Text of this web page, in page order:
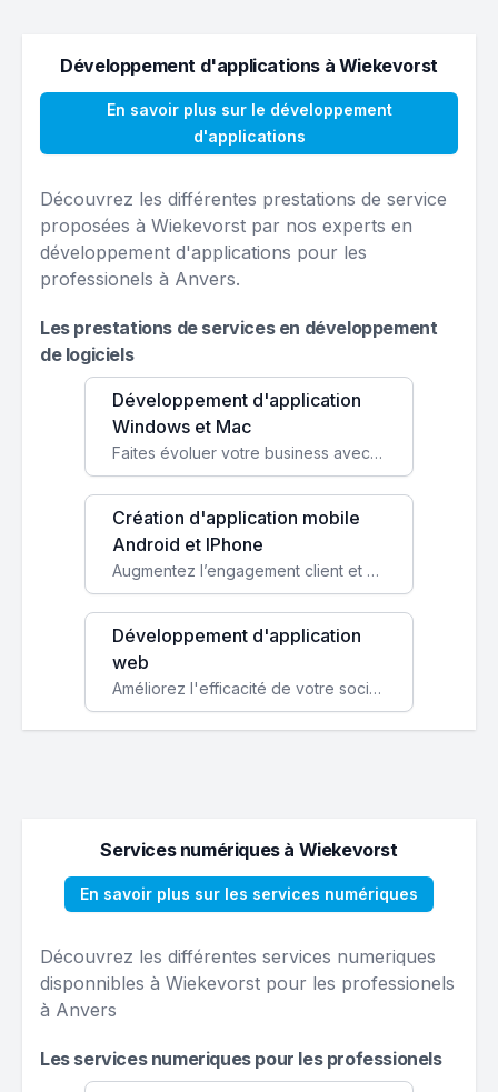
Développement d'applications à Wiekevorst
En savoir plus sur le développement
d'applications
Découvrez les différentes prestations de service
proposées à Wiekevorst par nos experts en
développement d'applications pour les
professionels à Anvers.
Les prestations de services en développement
de logiciels
Développement d'application
Windows et Mac
Faites évoluer votre business avec des solutions logicielles personnalisées, parfaitement adaptées à vos besoins spécifiques.
Création d'application mobile
Android et IPhone
Augmentez l’engagement client et simplifiez vos processus avec une application mobile sur mesure, disponible sur iOS et Android.
Développement d'application
web
Améliorez l'efficacité de votre société avec une application web personnalisée accessible partout et tout le temps.
Services numériques à Wiekevorst
En savoir plus sur les services numériques
Découvrez les différentes services numeriques
disponnibles à Wiekevorst pour les professionels
à Anvers
Les services numeriques pour les professionels